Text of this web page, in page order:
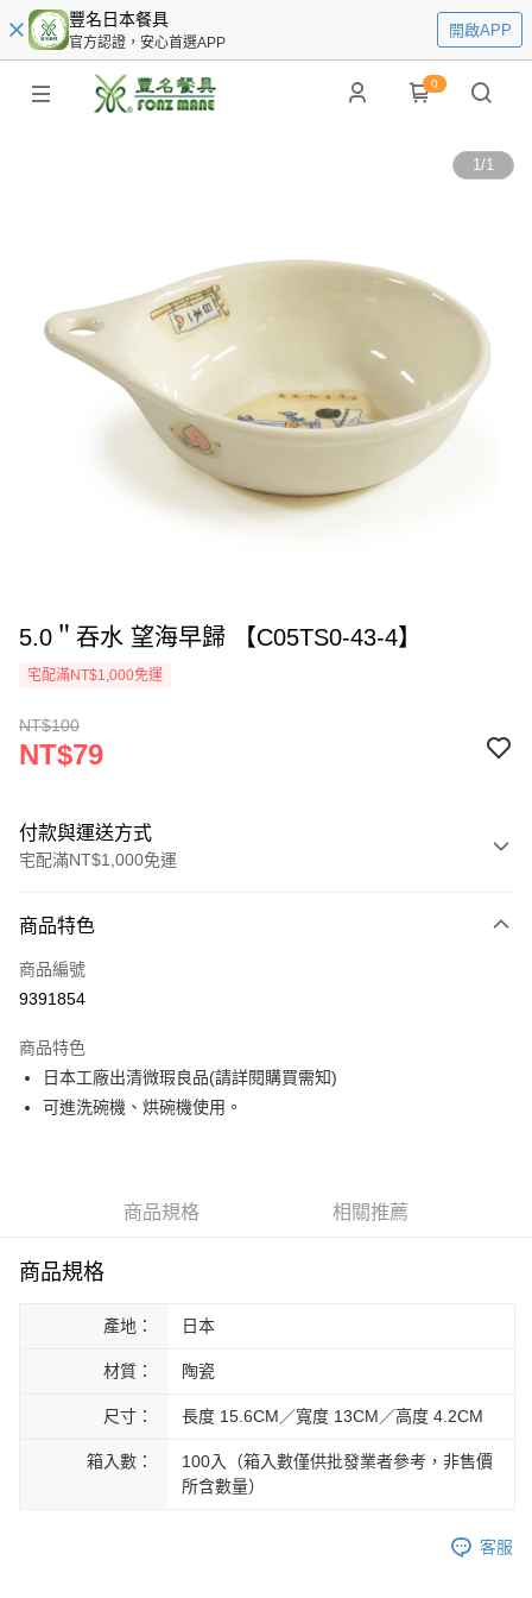
豐名日本餐具
官方認證，安心首選APP
開啟APP
0
1/1
5.0＂吞水 望海早歸 【C05TS0-43-4】
宅配滿NT$1,000免運
NT$100
NT$79
付款與運送方式
宅配滿NT$1,000免運
信用卡一次付款
LINE Pay
街口支付
悠遊付
運送方式
每筆NT$200，滿NT$1,000(含以上)免運費
黑貓外島宅配
每筆NT$360
商品特色
商品編號
9391854
商品特色
日本工廠出清微瑕良品(請詳閱購買需知)
可進洗碗機、烘碗機使用。
商品規格 相關推薦
商品規格
產地： 日本
材質： 陶瓷
尺寸： 長度 15.6CM／寬度 13CM／高度 4.2CM
箱入數：
100入（箱入數僅供批發業者參考，非售價
所含數量）
客服